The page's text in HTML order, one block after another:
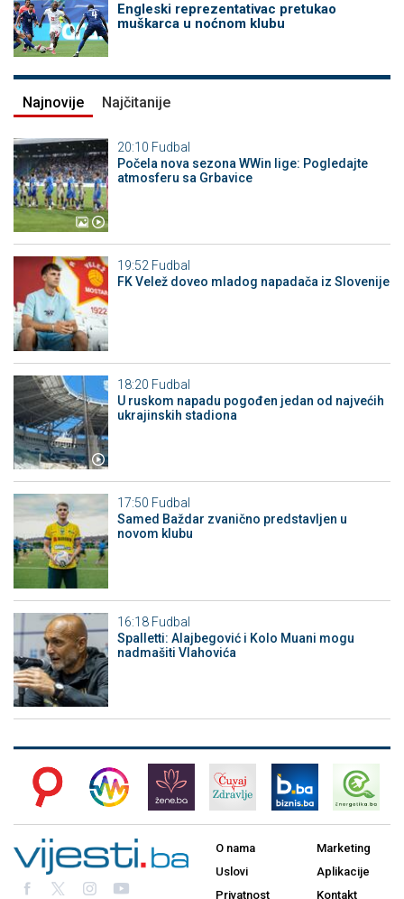
Engleski reprezentativac pretukao
muškarca u noćnom klubu
Najnovije Najčitanije
20:10 Fudbal
Počela nova sezona WWin lige: Pogledajte
atmosferu sa Grbavice
19:52 Fudbal
FK Velež doveo mladog napadača iz Slovenije
18:20 Fudbal
U ruskom napadu pogođen jedan od najvećih
ukrajinskih stadiona
17:50 Fudbal
Samed Baždar zvanično predstavljen u
novom klubu
16:18 Fudbal
Spalletti: Alajbegović i Kolo Muani mogu
nadmašiti Vlahovića
O nama
Uslovi
Privatnost
Marketing
Aplikacije
Kontakt